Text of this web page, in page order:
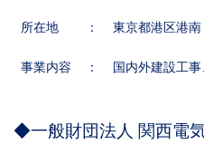
所在地 ： 東京都港区港
事業内容 ： 国内外建設工
◆一般財団法人 関西電